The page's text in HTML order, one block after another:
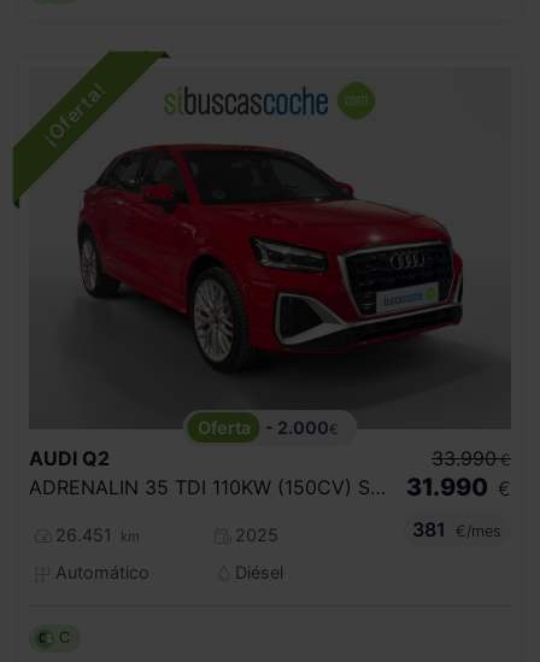
- 2.000€
AUDI Q2
ADRENALIN 35 TDI 110KW (150CV) S TRONIC
26.451 km
2025
Automático
Diésel
33.990 €
31.990 €
381
€/mes
C